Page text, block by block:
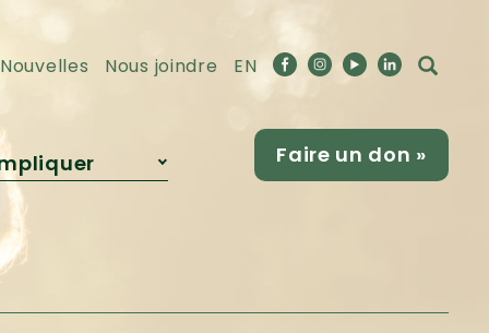
Nouvelles Nous joindre EN
Devenir
partenaire
Faire un don »